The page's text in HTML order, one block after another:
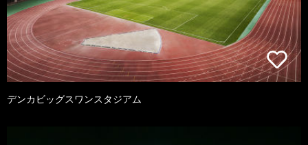
デンカビッグスワンスタジアム